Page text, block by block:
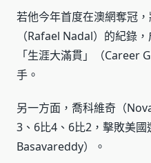
若他今年首度在澳網奪冠
（Rafael Nadal）的紀錄
「生涯大滿貫」（Career
手。
另一方面，喬科維奇（
3、6比4、6比2，擊敗美
Basavareddy）。